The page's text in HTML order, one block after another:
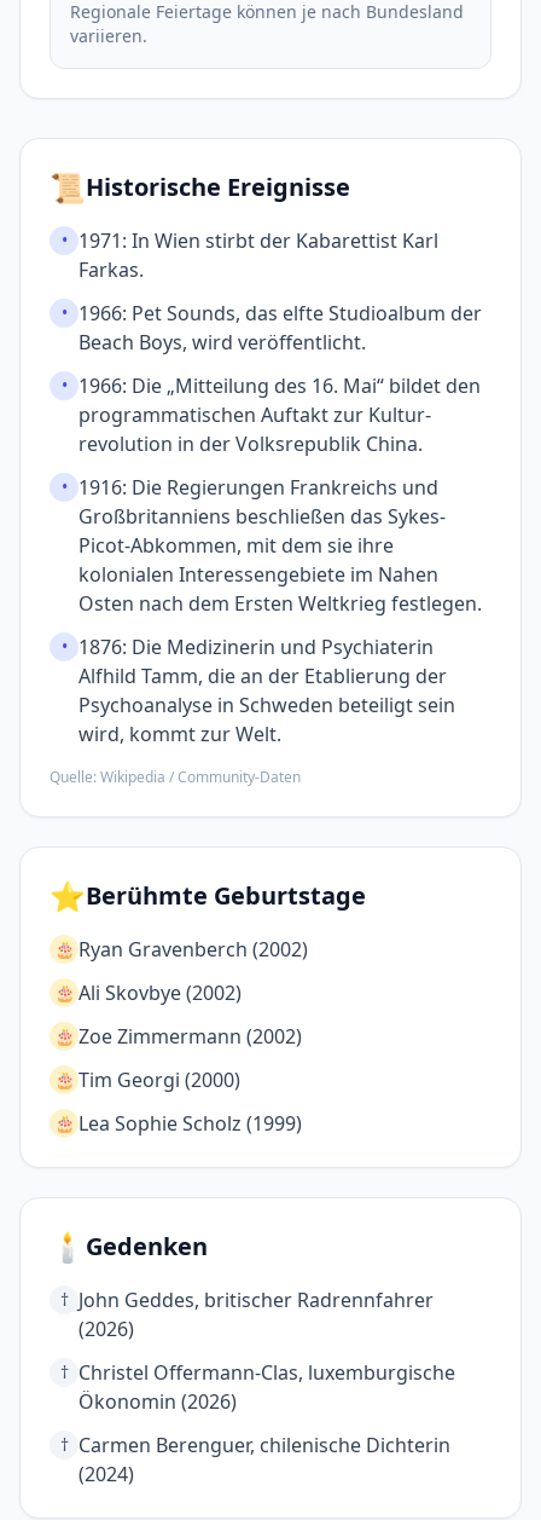
Regionale Feiertage können je nach Bundesland
variieren.
📜Historische Ereignisse
• 1971: In Wien stirbt der Kabarettist Karl
Farkas.
• 1966: Pet Sounds, das elfte Studioalbum der
Beach Boys, wird veröffentlicht.
• 1966: Die „Mitteilung des 16. Mai“ bildet den
programmatischen Auf­takt zur Kultur­
revolution in der Volks­republik China.
• 1916: Die Regierungen Frankreichs und
Großbritanniens beschließen das Sykes-
Picot-Abkommen, mit dem sie ihre
kolonialen Interessen­gebiete im Nahen
Osten nach dem Ersten Weltkrieg festlegen.
• 1876: Die Medizinerin und Psychiaterin
Alfhild Tamm, die an der Etablierung der
Psycho­analyse in Schweden beteiligt sein
wird, kommt zur Welt.
Quelle: Wikipedia / Community-Daten
⭐Berühmte Geburtstage
🎂 Ryan Gravenberch (2002)
🎂 Ali Skovbye (2002)
🎂 Zoe Zimmermann (2002)
🎂 Tim Georgi (2000)
🎂 Lea Sophie Scholz (1999)
🕯️ Gedenken
† John Geddes, britischer Radrennfahrer
(2026)
† Christel Offermann-Clas, luxemburgische
Ökonomin (2026)
† Carmen Berenguer, chilenische Dichterin
(2024)